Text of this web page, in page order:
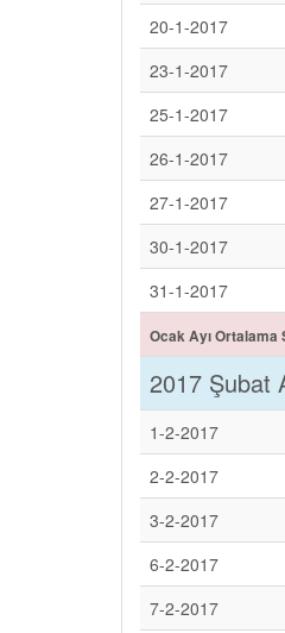
20-1-2017
23-1-2017
25-1-2017
26-1-2017
27-1-2017
30-1-2017
31-1-2017
Ocak Ayı Ortalama
2017 Şubat
1-2-2017
2-2-2017
3-2-2017
6-2-2017
7-2-2017